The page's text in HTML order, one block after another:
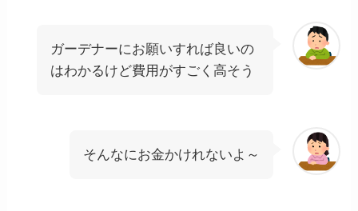
ガーデナーにお願いすれば良いの
はわかるけど費用がすごく高そう
そんなにお金かけれないよ～